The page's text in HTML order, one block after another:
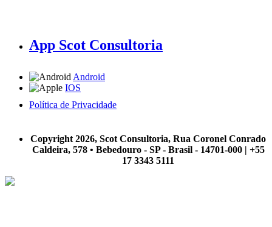
App Scot Consultoria
Android
IOS
Política de Privacidade
Copyright 2026, Scot Consultoria, Rua Coronel Conrado
Caldeira, 578 • Bebedouro - SP - Brasil - 14701-000 | +55
17 3343 5111